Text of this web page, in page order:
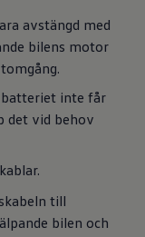
avstängd med
bilens motor
batteriet inte får
det vid behov
till
bilen och